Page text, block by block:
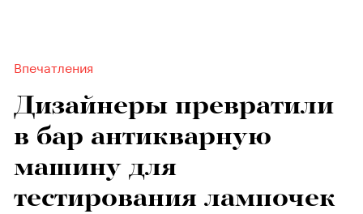
Впечатления
Дизайнеры превратили
в бар антикварную
машину для
тестирования лампочек